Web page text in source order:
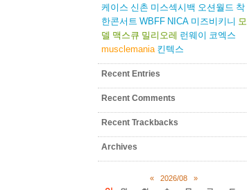
케이스 신촌 미스섹시백 오션월드 착
한콘서트 WBFF NICA 미즈비키니 모
델 맥스큐 밀리오레 런웨이 코엑스
musclemania 킨텍스
Recent Entries
Recent Comments
Recent Trackbacks
Archives
« 2026/08 »